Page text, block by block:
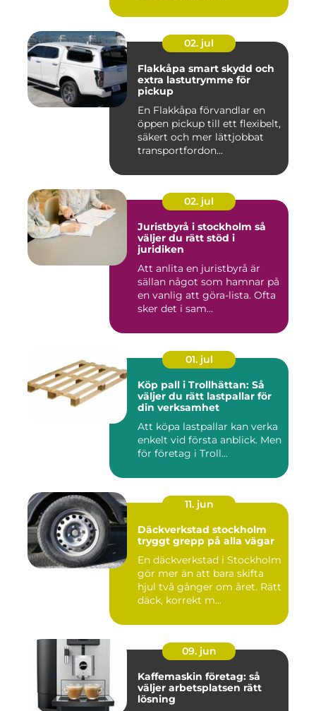
02. jul
Flakkåpa smart skydd och
extra lastutrymme för
pickup
En Flakkåpa förvandlar en
öppen pickup till ett flexibelt,
säkert och mer lättjobbat
transportfordon...
02. jul
Juristbyrå i stockholm så
väljer du rätt stöd i
juridiken
Att anlita en juristbyrå är
sällan något som hamnar på
en vanlig att göra-lista. Ofta
sker det i sam...
01. jul
Köp pall i Trollhättan: Så
väljer du rätt lastpallar för
din verksamhet
Att köpa lastpallar kan verka
enkelt vid första anblick. Men
för företag i Troll...
11. jun
Däckverkstad stockholm
tryggt grepp på alla vägar
En däckverkstad i Stockholm
gör mer än att bara skifta
hjul två gånger om året. Rätt
däck, korrekt m...
09. jun
Kaffemaskin företag: så
väljer arbetsplatsen rätt
lösning